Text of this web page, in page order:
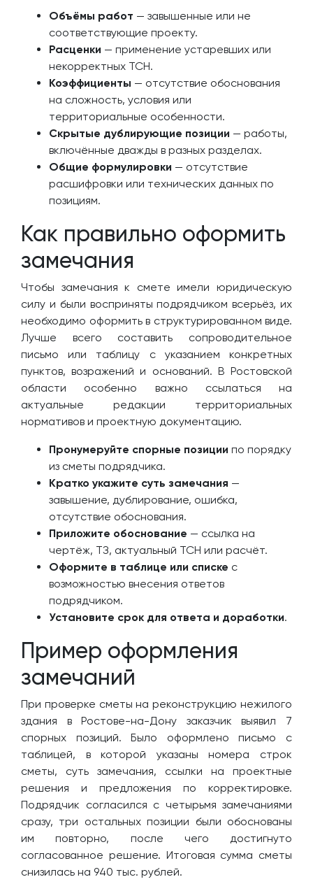
Объёмы работ — завышенные или не
соответствующие проекту.
Расценки — применение устаревших или
некорректных ТСН.
Коэффициенты — отсутствие обоснования
на сложность, условия или
территориальные особенности.
Скрытые дублирующие позиции — работы,
включённые дважды в разных разделах.
Общие формулировки — отсутствие
расшифровки или технических данных по
позициям.
Как правильно оформить
замечания
Чтобы замечания к смете имели юридическую
силу и были восприняты подрядчиком всерьёз, их
необходимо оформить в структурированном виде.
Лучше всего составить сопроводительное
письмо или таблицу с указанием конкретных
пунктов, возражений и оснований. В Ростовской
области особенно важно ссылаться на
актуальные редакции территориальных
нормативов и проектную документацию.
Пронумеруйте спорные позиции по порядку
из сметы подрядчика.
Кратко укажите суть замечания —
завышение, дублирование, ошибка,
отсутствие обоснования.
Приложите обоснование — ссылка на
чертёж, ТЗ, актуальный ТСН или расчёт.
Оформите в таблице или списке с
возможностью внесения ответов
подрядчиком.
Установите срок для ответа и доработки.
Пример оформления
замечаний
При проверке сметы на реконструкцию нежилого
здания в Ростове-на-Дону заказчик выявил 7
спорных позиций. Было оформлено письмо с
таблицей, в которой указаны номера строк
сметы, суть замечания, ссылки на проектные
решения и предложения по корректировке.
Подрядчик согласился с четырьмя замечаниями
сразу, три остальных позиции были обоснованы
им повторно, после чего достигнуто
согласованное решение. Итоговая сумма сметы
снизилась на 940 тыс. рублей.